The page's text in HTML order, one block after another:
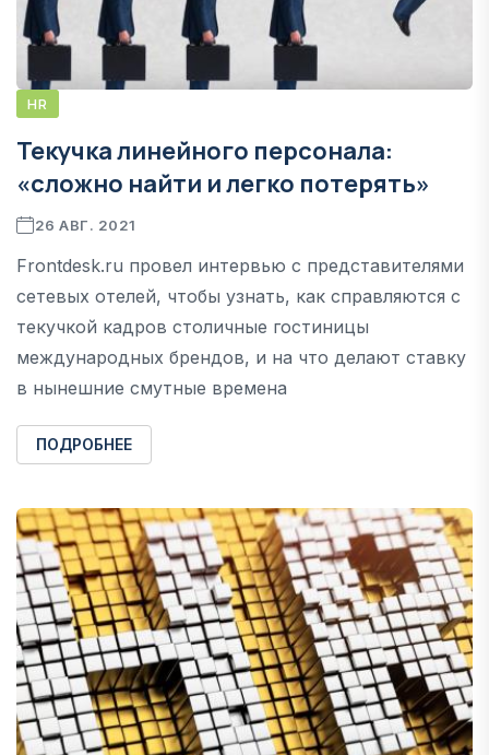
HR
Текучка линейного персонала:
«сложно найти и легко потерять»
26 АВГ. 2021
Frontdesk.ru провел интервью с представителями
сетевых отелей, чтобы узнать, как справляются с
текучкой кадров столичные гостиницы
международных брендов, и на что делают ставку
в нынешние смутные времена
ПОДРОБНЕЕ